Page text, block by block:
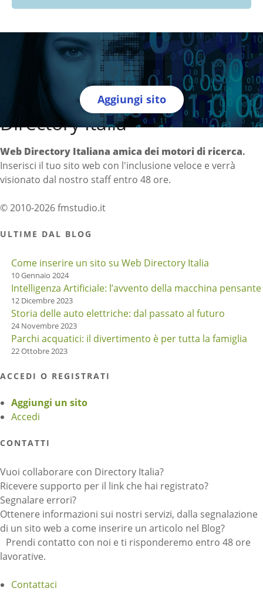
Aggiungi sito
Directory Italia
Web Directory Italiana amica dei motori di ricerca.
Inserisci il tuo sito web con l'inclusione veloce e verrà
visionato dal nostro staff entro 48 ore.
© 2010-2026 fmstudio.it
ULTIME DAL BLOG
Come inserire un sito su Web Directory Italia
10 Gennaio 2024
Intelligenza Artificiale: l’avvento della macchina pensante
12 Dicembre 2023
Storia delle auto elettriche: dal passato al futuro
24 Novembre 2023
Parchi acquatici: il divertimento è per tutta la famiglia
22 Ottobre 2023
ACCEDI O REGISTRATI
Aggiungi un sito
Accedi
CONTATTI
Vuoi collaborare con Directory Italia?
Ricevere supporto per il link che hai registrato?
Segnalare errori?
Ottenere informazioni sui nostri servizi, dalla segnalazione
di un sito web a come inserire un articolo nel Blog?
Prendi contatto con noi e ti risponderemo entro 48 ore
lavorative.
Contattaci